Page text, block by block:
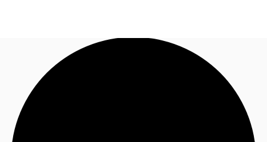
オフィス・事務所
倉庫・物流センター
お電話